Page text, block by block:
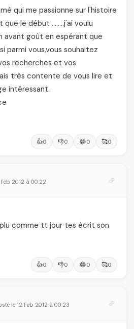
qui me passionne sur l'histoire
que le début ……..j'ai voulu
avant goût en espérant que
parmi vous,vous souhaitez
recherches et vos
très contente de vous lire et
intéressant.
👍0 👎0 😂0 🥰0
Feb 2012 à 00:22
comme tt jour tes écrit son
👍0 👎0 😂0 🥰0
le 12 Feb 2012 à 00:23